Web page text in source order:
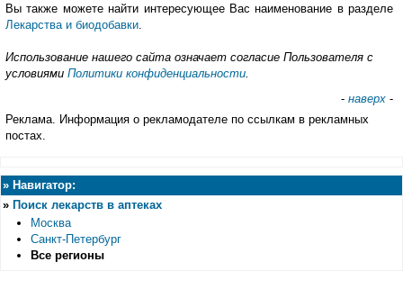
Вы также можете найти интересующее Вас наименование в разделе
Лекарства и биодобавки
Использование нашего сайта означает согласие Пользователя с
условиями Политики конфиденциальности
- наверх -
Реклама. Информация о рекламодателе по ссылкам в рекламных
постах.
» Навигатор:
» Поиск лекарств в аптеках
Москва
Санкт-Петербург
Все регионы